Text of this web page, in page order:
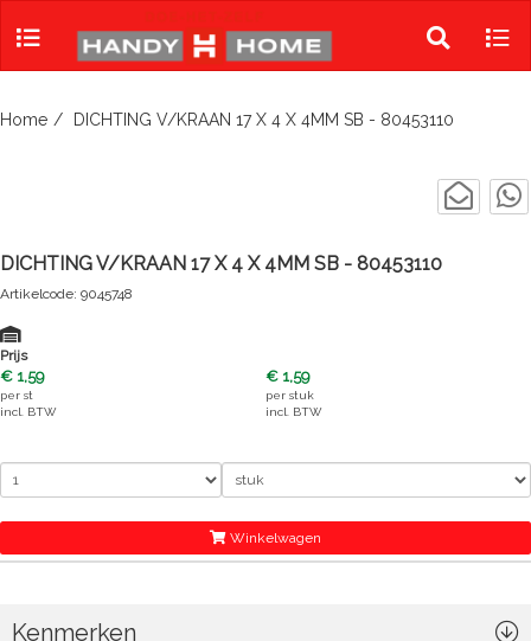
Toggle
search
Home DICHTING V/KRAAN 17 X 4 X 4MM SB - 80453110
DICHTING V/KRAAN 17 X 4 X 4MM SB - 80453110
Artikelcode: 9045748
Prijs
€ 1,59
per st
incl. BTW
€ 1,59
per stuk
incl. BTW
Winkelwagen
Kenmerken